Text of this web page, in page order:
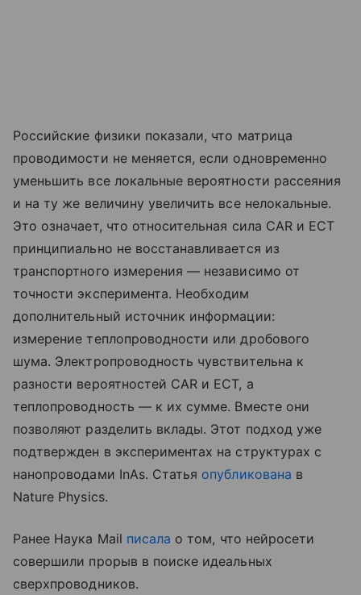
Российские физики показали, что матрица
проводимости не меняется, если одновременно
уменьшить все локальные вероятности рассеяния
и на ту же величину увеличить все нелокальные.
Это означает, что относительная сила CAR и ECT
принципиально не восстанавливается из
транспортного измерения — независимо от
точности эксперимента. Необходим
дополнительный источник информации:
измерение теплопроводности или дробового
шума. Электропроводность чувствительна к
разности вероятностей CAR и ECT, а
теплопроводность — к их сумме. Вместе они
позволяют разделить вклады. Этот подход уже
подтвержден в экспериментах на структурах с
нанопроводами InAs. Статья опубликована в
Nature Physics.
Ранее Наука Mail писала о том, что нейросети
совершили прорыв в поиске идеальных
сверхпроводников.